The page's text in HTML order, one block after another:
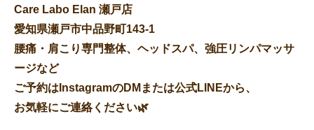
Care Labo Elan 瀬戸店
愛知県瀬戸市中品野町143-1
腰痛・肩こり専門整体、ヘッドスパ、強圧リンパマッサ
ージなど
ご予約はInstagramのDMまたは公式LINEから、
お気軽にご連絡ください🌿